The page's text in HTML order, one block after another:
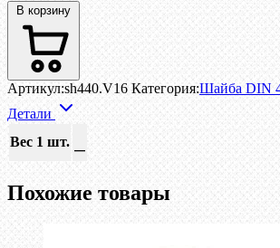
В корзину
Артикул:sh440.V16 Категория:Шайба DIN
Детали
Вес 1 шт. —
Похожие товары